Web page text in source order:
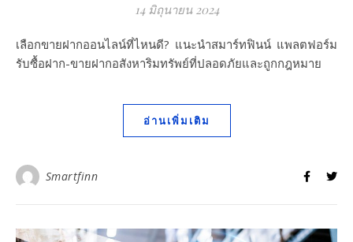
14 มิถุนายน 2024
เลือกขายฝากออนไลน์ที่ไหนดี? แนะนำสมาร์ทฟินน์ แพลตฟอร์ม
รับซื้อฝาก-ขายฝากอสังหาริมทรัพย์ที่ปลอดภัยและถูกกฎหมาย
อ่านเพิ่มเติม
Smartfinn